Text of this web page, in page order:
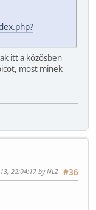
itt a közösben
most minek
#36
22:04:17 by NLZ